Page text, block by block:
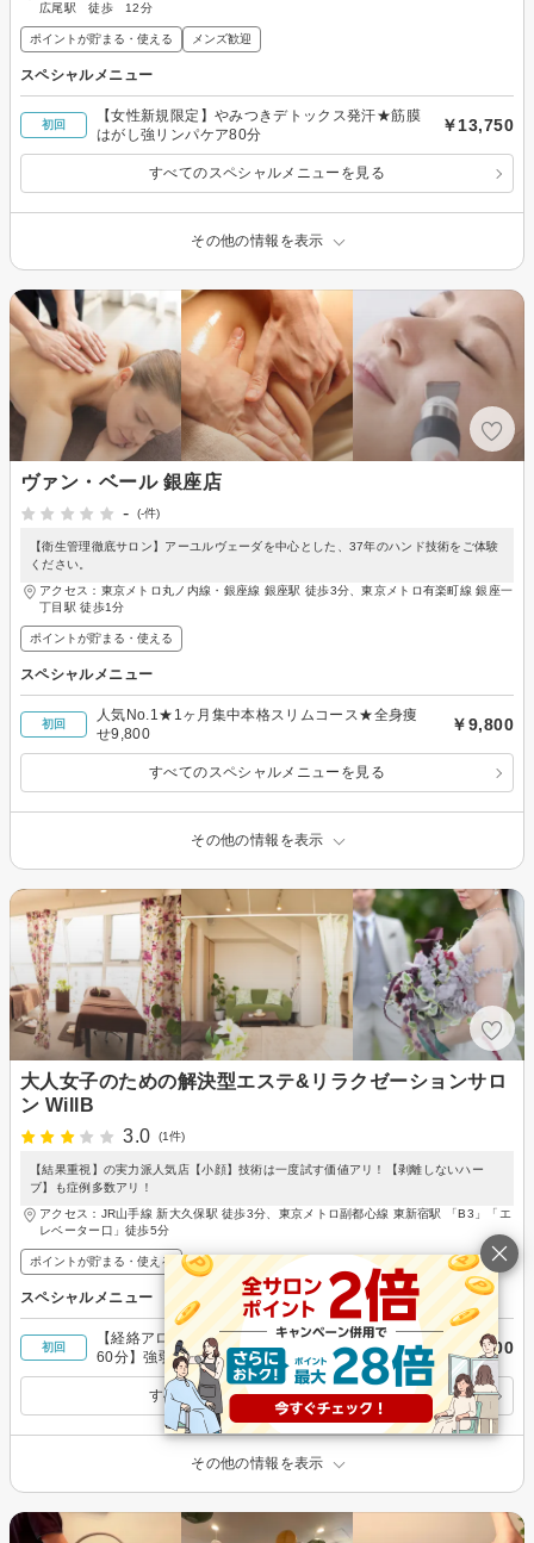
広尾駅 徒歩 12分
ポイントが貯まる・使える メンズ歓迎
スペシャルメニュー
初回
【女性新規限定】やみつきデトックス発汗★筋膜
はがし強リンパケア80分
￥13,750
すべてのスペシャルメニューを見る
その他の情報を表示
ヴァン・ベール 銀座店
-
(-件)
【衛生管理徹底サロン】アーユルヴェーダを中心とした、37年のハンド技術をご体験
ください。
アクセス：東京メトロ丸ノ内線・銀座線 銀座駅 徒歩3分、東京メトロ有楽町線 銀座一
丁目駅 徒歩1分
ポイントが貯まる・使える
スペシャルメニュー
初回
人気No.1★1ヶ月集中本格スリムコース★全身痩
せ9,800
￥9,800
すべてのスペシャルメニューを見る
その他の情報を表示
大人女子のための解決型エステ&リラクゼーションサロ
ン WillB
3.0
(1件)
【結果重視】の実力派人気店【小顔】技術は一度試す価値アリ！【剥離しないハー
ブ】も症例多数アリ！
アクセス：JR山手線 新大久保駅 徒歩3分、東京メトロ副都心線 東新宿駅 「B3」「エ
レベーター口」徒歩5分
ポイントが貯まる・使える
スペシャルメニュー
初回
【経絡アロマボディトリートメント（足浴つき）
60分】強弱自在の深い圧が人気。熟練技を堪能し
て♪
￥5,900
すべてのスペシャルメニューを見る
その他の情報を表示